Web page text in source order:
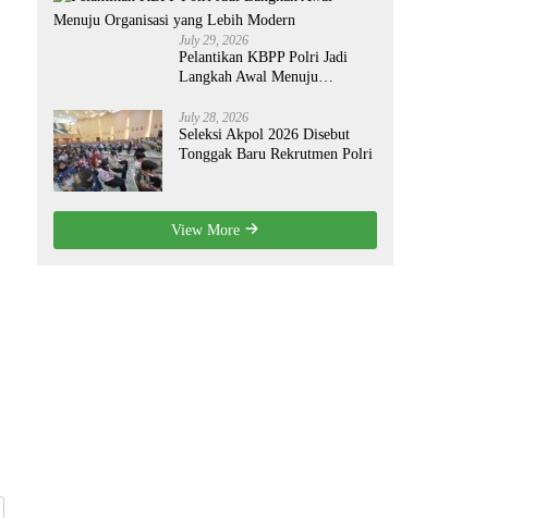
July 29, 2026
Pelantikan KBPP Polri Jadi
Langkah Awal Menuju
July 28, 2026
Seleksi Akpol 2026 Disebut
Tonggak Baru Rekrutmen Polri
View More